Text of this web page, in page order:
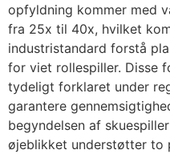
opfyldning kommer med
fra 25x til 40x, hvilket
industristandard forstå
for viet rollespiller. Disse
tydeligt forklaret under
garantere
begyndelsen af
øjeblikket understøtter to